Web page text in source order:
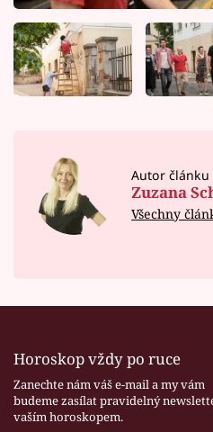
Autor článku
Zuzana
Všechny
Horoskop vždy po ruce
Zanechte nám váš e-mail a my vám
budeme zasílat pravidelný
vaším horoskopem.